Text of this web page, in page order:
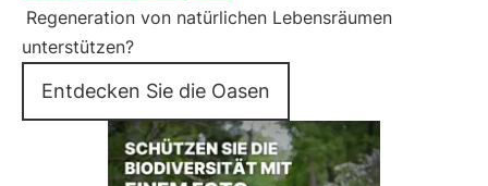
Regeneration von natürlichen Lebensräumen
unterstützen?
Entdecken Sie die Oasen